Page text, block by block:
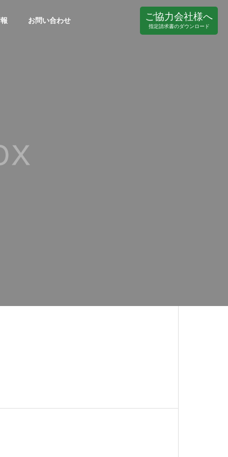
お問い合わせ ご協力会社様へ
指定請求書のダウンロード